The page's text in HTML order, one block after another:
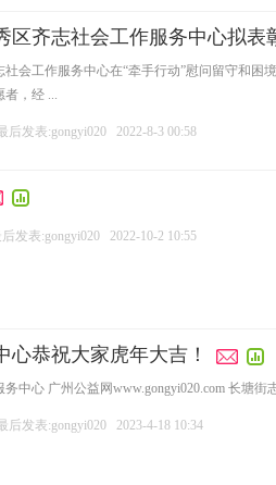
区齐志社会工作服务中心拟
社会工作服务中心在“牵手行动”慰问留守和
者，经 ...
后发表:gongyi020 2022-8-3 00:58
后发表:gongyi020 2022-10-2 10:55
心恭祝大家虎年大吉！
中心 广州公益网www.gongyi020.com 长塘
后发表:gongyi020 2023-4-18 10:34